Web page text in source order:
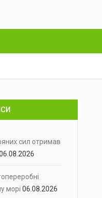
сил отримав
морі 06.08.2026